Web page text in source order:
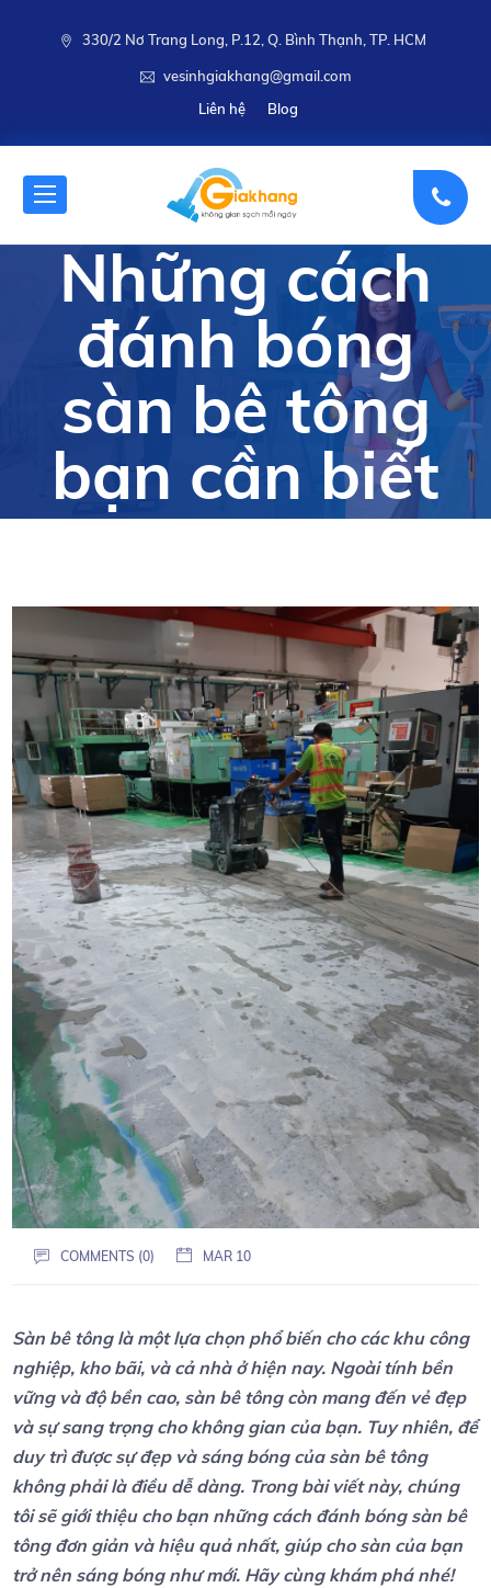
330/2 Nơ Trang Long, P.12, Q. Bình Thạnh, TP. HCM
vesinhgiakhang@gmail.com
Liên hệ
Blog
Những cách
đánh bóng
sàn bê tông
bạn cần biết
COMMENTS (0) MAR 10
Sàn bê tông là một lựa chọn phổ biến cho các khu công
nghiệp, kho bãi, và cả nhà ở hiện nay. Ngoài tính bền
vững và độ bền cao, sàn bê tông còn mang đến vẻ đẹp
và sự sang trọng cho không gian của bạn. Tuy nhiên, để
duy trì được sự đẹp và sáng bóng của sàn bê tông
không phải là điều dễ dàng. Trong bài viết này, chúng
tôi sẽ giới thiệu cho bạn những cách đánh bóng sàn bê
tông đơn giản và hiệu quả nhất, giúp cho sàn của bạn
trở nên sáng bóng như mới. Hãy cùng khám phá nhé!